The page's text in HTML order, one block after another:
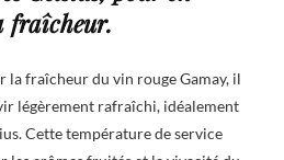
fraîcheur.
la fraîcheur du vin rouge Gamay, il
légèrement rafraîchi, idéalement
Cette température de service